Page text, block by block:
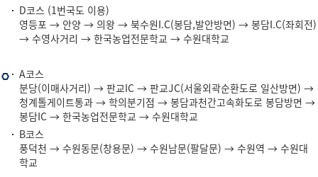
D코스 (1번국도 이용)
영등포 → 안양 → 의왕 → 북수원I.C(봉담,발안방면) → 봉담I.C(좌회전)
→ 수영사거리 → 한국농업전문학교 → 수원대학교
분
당
방
면
A코스
분당(이매사거리) → 판교IC → 판교JC(서울외곽순환도로 일산방면) →
청계톨게이트통과 → 학의분기점 → 봉담과천간고속화도로 봉담방면 →
봉담IC → 한국농업전문학교 → 수원대학교
B코스
풍덕천 → 수원동문(창용문) → 수원남문(팔달문) → 수원역 → 수원대
학교